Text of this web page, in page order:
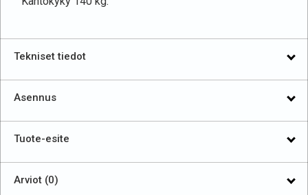
Tekniset tiedot
Asennus
Tuote-esite
Arviot (0)